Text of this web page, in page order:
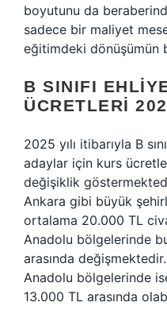
boyutunu da
sadece bir maliyet
eğitimdeki dönüşümün
B SINIFI
ÜCRETLERI
2025 yılı itibarıyla B
adaylar için kurs
değişiklik
Ankara gibi büyük
ortalama 20.000 TL
Anadolu bölgelerinde
arasında
Anadolu bölgelerinde
13.000 TL arasında